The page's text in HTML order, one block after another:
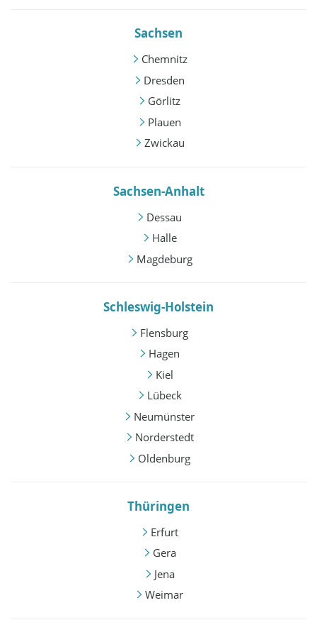
Sachsen
Chemnitz
Dresden
Görlitz
Plauen
Zwickau
Sachsen-Anhalt
Dessau
Halle
Magdeburg
Schleswig-Holstein
Flensburg
Hagen
Kiel
Lübeck
Neumünster
Norderstedt
Oldenburg
Thüringen
Erfurt
Gera
Jena
Weimar